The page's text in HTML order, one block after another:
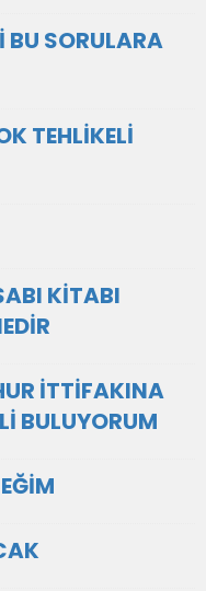
BU SORULARA
TEHLİKELİ
KİTABI
İTTİFAKINA
BULUYORUM